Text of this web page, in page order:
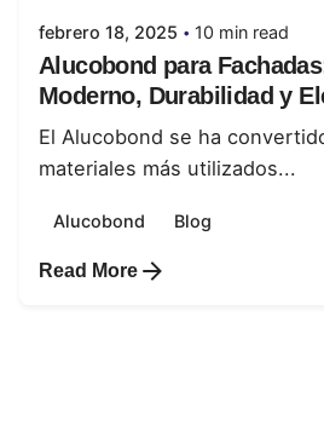
febrero 18, 2025 10 min read
Alucobond para
Moderno, Durabilidad y
El Alucobond se ha
materiales más utilizados...
Alucobond Blog
Read More